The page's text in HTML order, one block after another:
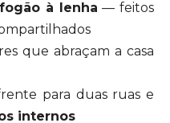
à lenha — feitos
que abraçam a casa
para duas ruas e
internos